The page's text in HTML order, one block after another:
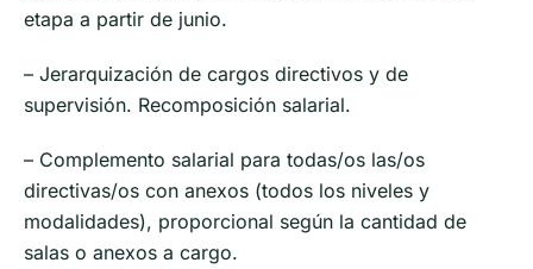
etapa a partir de junio.
– Jerarquización de cargos directivos y de
supervisión. Recomposición salarial.
– Complemento salarial para todas/os las/os
directivas/os con anexos (todos los niveles y
modalidades), proporcional según la cantidad de
salas o anexos a cargo.